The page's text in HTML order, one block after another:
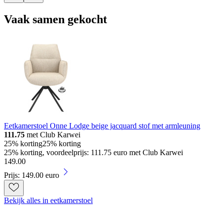
Vaak samen gekocht
Eetkamerstoel Onne Lodge beige jacquard stof met armleuning
111.75 met Club Karwei
25% korting25% korting
25% korting, voordeelprijs: 111.75 euro met Club Karwei
149.00
Prijs: 149.00 euro
Bekijk alles in eetkamerstoel